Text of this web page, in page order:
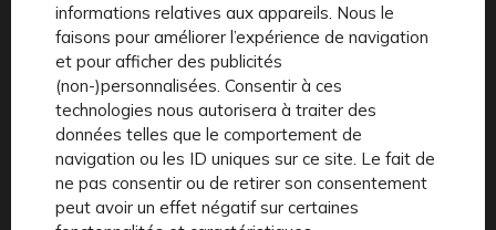
informations relatives aux appareils. Nous le
faisons pour améliorer l’expérience de navigation
et pour afficher des publicités
(non-)personnalisées. Consentir à ces
technologies nous autorisera à traiter des
données telles que le comportement de
navigation ou les ID uniques sur ce site. Le fait de
ne pas consentir ou de retirer son consentement
peut avoir un effet négatif sur certaines
d’unvélo électriquesûr, confortable et performant,
d’uneassuranceet d’unemaintenance incluse
pour ne plus avoir à gérer les réparations ou les
imprévus,
d’une liberté totale : roulez sereinement toute
l’année, quelles que soient les conditions.
Adopter un vélo électrique n’a jamais été aussi simple et